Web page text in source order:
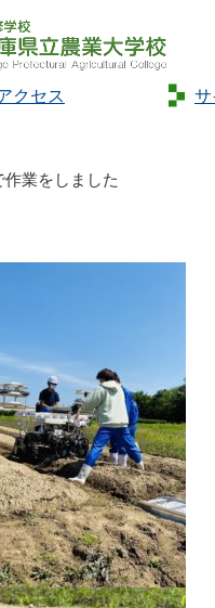
クセス サ
ピックス 野菜移植機で
作業をしました